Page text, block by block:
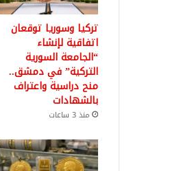
تركيا وسوريا توقعان
اتفاقية لإنشاء
“الجامعة السورية
التركية” في دمشق..
منح دراسية واعتراف
بالشهادات
منذ 3 ساعات